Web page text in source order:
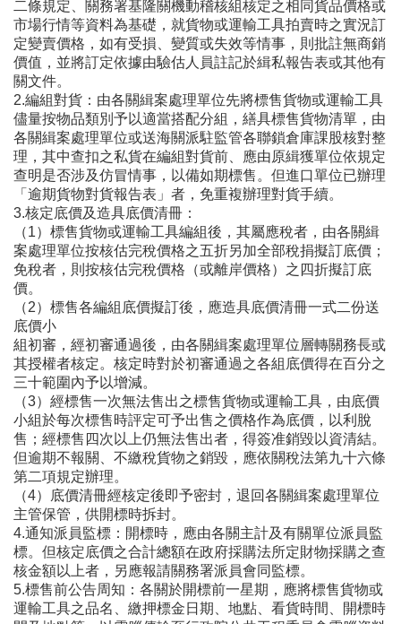
二條規定、關務署基隆關機動稽核組核定之相同貨品價格或
市場行情等資料為基礎，就貨物或運輸工具拍賣時之實況訂
定變賣價格，如有受損、變質或失效等情事，則批註無商銷
價值，並將訂定依據由驗估人員註記於緝私報告表或其他有
關文件。
2.編組對貨：由各關緝案處理單位先將標售貨物或運輸工具
儘量按物品類別予以適當搭配分組，繕具標售貨物清單，由
各關緝案處理單位或送海關派駐監管各聯鎖倉庫課股核對整
理，其中查扣之私貨在編組對貨前、應由原緝獲單位依規定
查明是否涉及仿冒情事，以備如期標售。但進口單位已辦理
「逾期貨物對貨報告表」者，免重複辦理對貨手續。
3.核定底價及造具底價清冊：
（1）標售貨物或運輸工具編組後，其屬應稅者，由各關緝
案處理單位按核估完稅價格之五折另加全部稅捐擬訂底價；
免稅者，則按核估完稅價格（或離岸價格）之四折擬訂底
價。
（2）標售各編組底價擬訂後，應造具底價清冊一式二份送
底價小
組初審，經初審通過後，由各關緝案處理單位層轉關務長或
其授權者核定。核定時對於初審通過之各組底價得在百分之
三十範圍內予以增減。
（3）經標售一次無法售出之標售貨物或運輸工具，由底價
小組於每次標售時評定可予出售之價格作為底價，以利脫
售；經標售四次以上仍無法售出者，得簽准銷毀以資清結。
但逾期不報關、不繳稅貨物之銷毀，應依關稅法第九十六條
第二項規定辦理。
（4）底價清冊經核定後即予密封，退回各關緝案處理單位
主管保管，供開標時拆封。
4.通知派員監標：開標時，應由各關主計及有關單位派員監
標。但核定底價之合計總額在政府採購法所定財物採購之查
核金額以上者，另應報請關務署派員會同監標。
5.標售前公告周知：各關於開標前一星期，應將標售貨物或
運輸工具之品名、繳押標金日期、地點、看貨時間、開標時